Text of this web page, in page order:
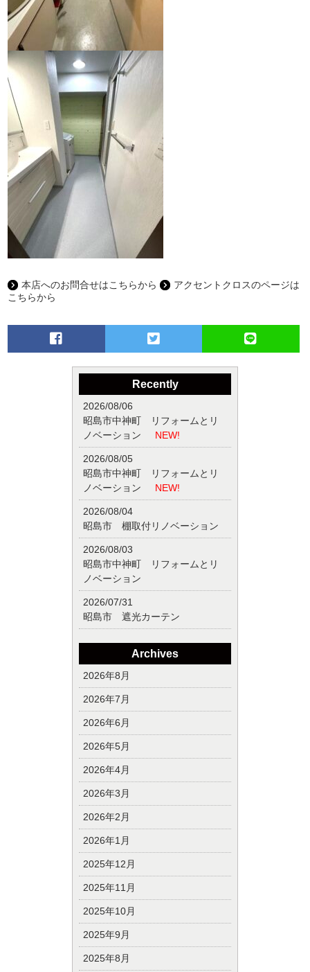
本店へのお問合せはこちらから
アクセントクロスのページは
こちらから
Recently
2026/08/06
昭島市中神町 リフォームとリ
ノベーション
NEW!
2026/08/05
昭島市中神町 リフォームとリ
ノベーション
NEW!
2026/08/04
昭島市 棚取付リノベーション
2026/08/03
昭島市中神町 リフォームとリ
ノベーション
2026/07/31
昭島市 遮光カーテン
Archives
2026年8月
2026年7月
2026年6月
2026年5月
2026年4月
2026年3月
2026年2月
2026年1月
2025年12月
2025年11月
2025年10月
2025年9月
2025年8月